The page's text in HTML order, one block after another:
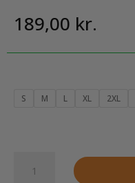
189,00 kr.
S M L XL 2XL